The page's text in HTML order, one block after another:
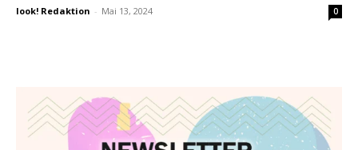
look! Redaktion - Mai 13, 2024 0